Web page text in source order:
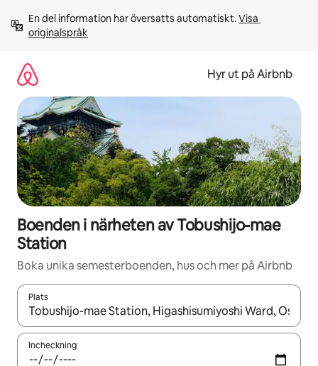
innehåll
En del information har översatts automatiskt. Visa
originalspråk
Hyr ut på Airbnb
Boenden i närheten av Tobushijo-mae
Station
Boka unika semesterboenden, hus och mer på Airbnb
Plats
När resultaten är tillgängliga kan du navigera med upp- och
Incheckning